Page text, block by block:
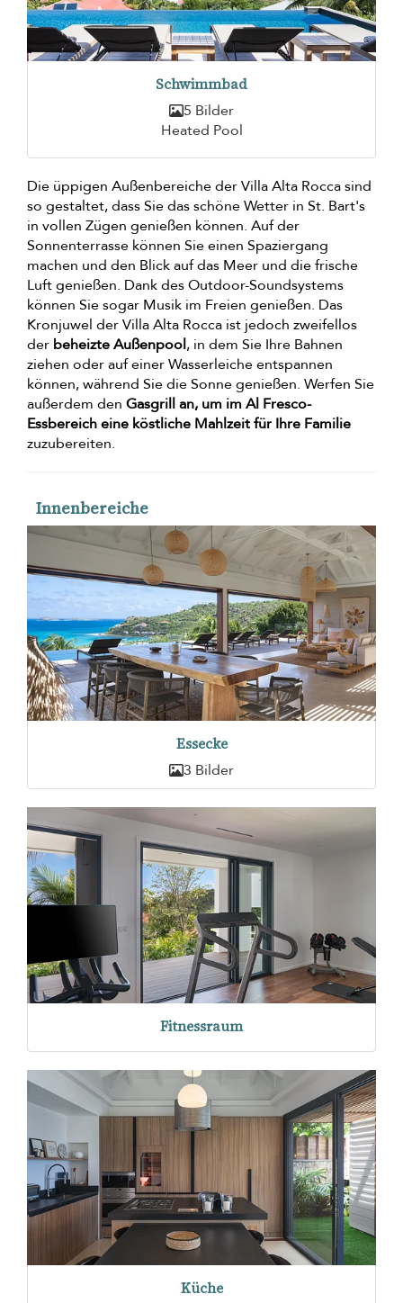
Schwimmbad
5 Bilder
Heated Pool
Die üppigen Außenbereiche der Villa Alta Rocca sind
so gestaltet, dass Sie das schöne Wetter in St. Bart's
in vollen Zügen genießen können. Auf der
Sonnenterrasse können Sie einen Spaziergang
machen und den Blick auf das Meer und die frische
Luft genießen. Dank des Outdoor-Soundsystems
können Sie sogar Musik im Freien genießen. Das
Kronjuwel der Villa Alta Rocca ist jedoch zweifellos
der beheizte Außenpool, in dem Sie Ihre Bahnen
ziehen oder auf einer Wasserleiche entspannen
können, während Sie die Sonne genießen. Werfen Sie
außerdem den Gasgrill an, um im Al Fresco-
Essbereich eine köstliche Mahlzeit für Ihre Familie
zuzubereiten.
Innenbereiche
Essecke
3 Bilder
Fitnessraum
Küche